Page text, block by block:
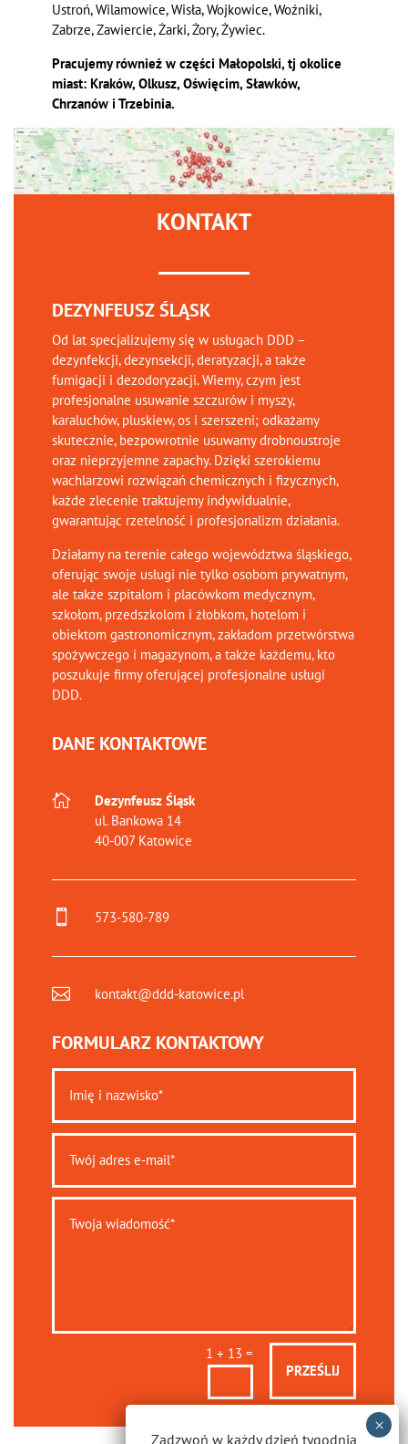
Ustroń, Wilamowice, Wisła, Wojkowice, Woźniki,
Zabrze, Zawiercie, Żarki, Żory, Żywiec.
Pracujemy również w części Małopolski, tj okolice
miast: Kraków, Olkusz, Oświęcim, Sławków,
Chrzanów i Trzebinia.
KONTAKT
DEZYNFEUSZ ŚLĄSK
Od lat specjalizujemy się w usługach DDD –
dezynfekcji, dezynsekcji, deratyzacji, a także
fumigacji i dezodoryzacji. Wiemy, czym jest
profesjonalne usuwanie szczurów i myszy,
karaluchów, pluskiew, os i szerszeni; odkażamy
skutecznie, bezpowrotnie usuwamy drobnoustroje
oraz nieprzyjemne zapachy. Dzięki szerokiemu
wachlarzowi rozwiązań chemicznych i fizycznych,
każde zlecenie traktujemy indywidualnie,
gwarantując rzetelność i profesjonalizm działania.
Działamy na terenie całego województwa śląskiego,
oferując swoje usługi nie tylko osobom prywatnym,
ale także szpitalom i placówkom medycznym,
szkołom, przedszkolom i żłobkom, hotelom i
obiektom gastronomicznym, zakładom przetwórstwa
spożywczego i magazynom, a także każdemu, kto
poszukuje firmy oferującej profesjonalne usługi
DDD.
DANE KONTAKTOWE

Dezynfeusz Śląsk
ul. Bankowa 14
40-007 Katowice
 573-580-789
 kontakt@ddd-katowice.pl
FORMULARZ KONTAKTOWY
1 + 13 =
PRZEŚLIJ
Zadzwoń w każdy dzień tygodnia